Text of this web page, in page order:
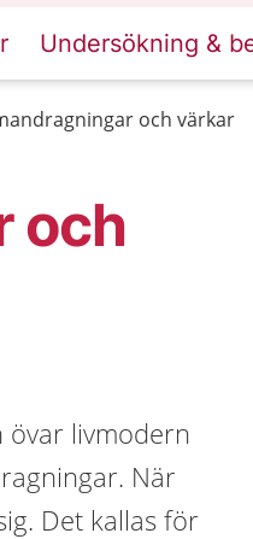
Undersökning &
och värkar
och
övar livmodern
När
Det kallas för